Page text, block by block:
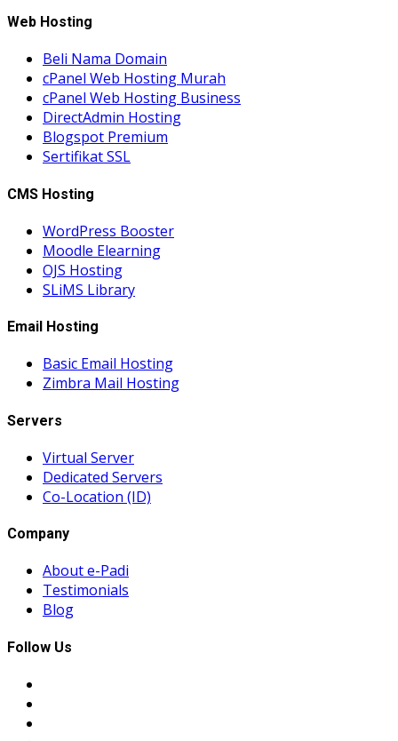
Web Hosting
Beli Nama Domain
cPanel Web Hosting Murah
cPanel Web Hosting Business
DirectAdmin Hosting
Blogspot Premium
Sertifikat SSL
CMS Hosting
WordPress Booster
Moodle Elearning
OJS Hosting
SLiMS Library
Email Hosting
Basic Email Hosting
Zimbra Mail Hosting
Servers
Virtual Server
Dedicated Servers
Co-Location (ID)
Company
About e-Padi
Testimonials
Blog
Follow Us